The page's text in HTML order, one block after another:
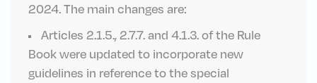
2024. The main changes are:
Articles 2.1.5., 2.7.7. and 4.1.3. of the Rule
Book were updated to incorporate new
guidelines in reference to the special